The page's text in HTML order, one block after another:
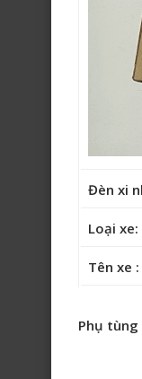
Đèn xi
Loại
Tên xe
Phụ